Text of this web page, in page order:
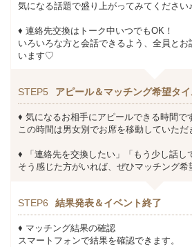
気になる話題で盛り上がってみてください♪
♦ 連絡先交換はトーク中いつでもOK！
いろいろな方と会話できるよう、全員と
います♡
STEP5 アピール＆マッチング希望タイ
♦ 気になるお相手にアピールできる時間で
この時間は男女別でお席を移動していただ
♦ 「連絡先を交換したい」「もう少し話し
そう感じた方がいれば、ぜひマッチング希
STEP6 結果発表＆イベント終了
♦ マッチング結果の確認
スマートフォンで結果を確認できます。